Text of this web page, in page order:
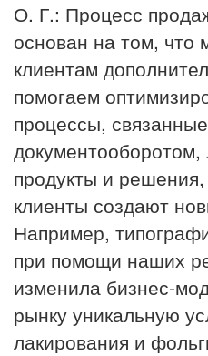
О. Г.: Процесс
основан на том, что
клиентам
помогаем
процессы,
продукты и
клиенты создают
Например,
при помощи наших
изменила бизнес-
рынку уникальную
лакирования и